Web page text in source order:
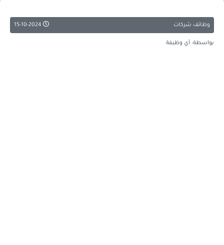
وظائف شركات
بواسطة: أي وظيفة